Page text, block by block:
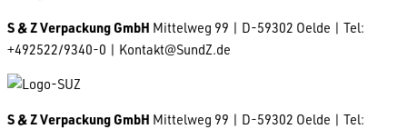
S & Z Verpackung GmbH Mittelweg 99 | D-59302 Oelde | Tel:
+492522/9340-0 | Kontakt@SundZ.de
S & Z Verpackung GmbH Mittelweg 99 | D-59302 Oelde | Tel: